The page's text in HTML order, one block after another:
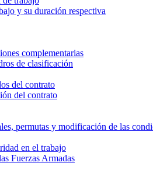
y su duración respectiva
complementarias
de clasificación
del contrato
del contrato
permutas y modificación de las
en el trabajo
Fuerzas Armadas